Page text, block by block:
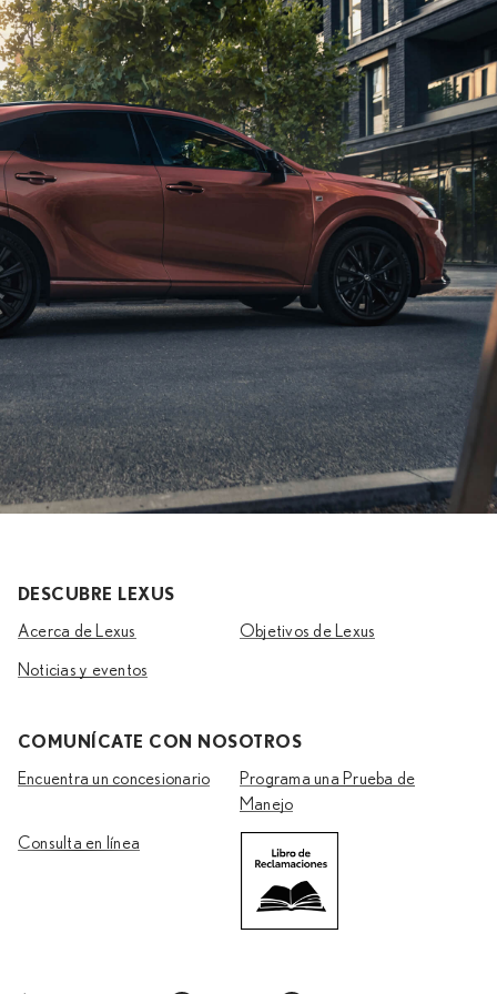
de seguro de tu preferencia presentando la constancia de
instalación de GPS que te brindaremos por correo después
de aceptar los Términos y Condiciones de Lexus Connect.
DESCUBRE LEXUS
Acerca de Lexus Objetivos de Lexus
Noticias y eventos
COMUNÍCATE CON NOSOTROS
Encuentra un concesionario
Programa una Prueba de
Manejo
Consulta en línea